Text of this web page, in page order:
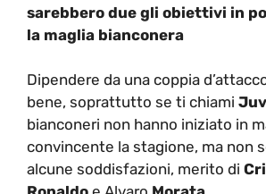
sarebbero due gli obiettivi in
la maglia bianconera
Dipendere da una coppia
bene, soprattutto se ti chiami
bianconeri non hanno iniziato in
convincente la stagione, ma non
alcune soddisfazioni, merito di